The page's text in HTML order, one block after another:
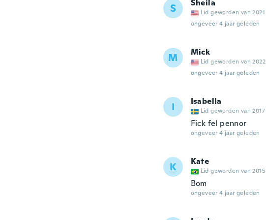
S Sheila
Lid geworden van 2021
ongeveer 4 jaar geleden
M Mick
Lid geworden van 2022
ongeveer 4 jaar geleden
I Isabella
Lid geworden van 2017
Fick fel pennor
ongeveer 4 jaar geleden
K Kate
Lid geworden van 2015
Bom
ongeveer 4 jaar geleden